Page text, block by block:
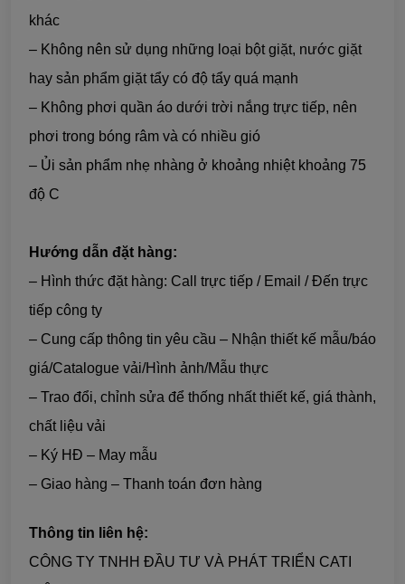
khác
– Không nên sử dụng những loại bột giặt, nước giặt
hay sản phẩm giặt tẩy có độ tẩy quá mạnh
– Không phơi quần áo dưới trời nắng trực tiếp, nên
phơi trong bóng râm và có nhiều gió
– Ủi sản phẩm nhẹ nhàng ở khoảng nhiệt khoảng 75
độ C
Hướng dẫn đặt hàng:
– Hình thức đặt hàng: Call trực tiếp / Email / Đến trực
tiếp công ty
– Cung cấp thông tin yêu cầu – Nhận thiết kế mẫu/báo
giá/Catalogue vải/Hình ảnh/Mẫu thực
– Trao đổi, chỉnh sửa để thống nhất thiết kế, giá thành,
chất liệu vải
– Ký HĐ – May mẫu
– Giao hàng – Thanh toán đơn hàng
Thông tin liên hệ:
CÔNG TY TNHH ĐẦU TƯ VÀ PHÁT TRIỂN CATI